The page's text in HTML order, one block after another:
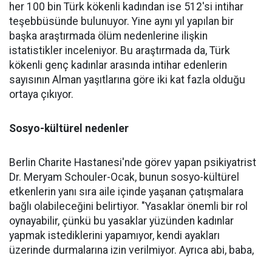
her 100 bin Türk kökenli kadından ise 512'si intihar
teşebbüsünde bulunuyor. Yine aynı yıl yapılan bir
başka araştırmada ölüm nedenlerine ilişkin
istatistikler inceleniyor. Bu araştırmada da, Türk
kökenli genç kadınlar arasında intihar edenlerin
sayısının Alman yaşıtlarına göre iki kat fazla olduğu
ortaya çıkıyor.
Sosyo-kültürel nedenler
Berlin Charite Hastanesi'nde görev yapan psikiyatrist
Dr. Meryam Schouler-Ocak, bunun sosyo-kültürel
etkenlerin yanı sıra aile içinde yaşanan çatışmalara
bağlı olabileceğini belirtiyor. "Yasaklar önemli bir rol
oynayabilir, çünkü bu yasaklar yüzünden kadınlar
yapmak istediklerini yapamıyor, kendi ayakları
üzerinde durmalarına izin verilmiyor. Ayrıca abi, baba,